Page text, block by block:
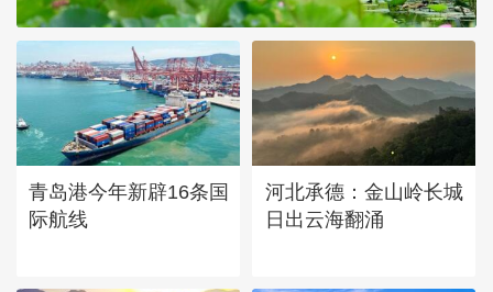
青岛港今年新辟16条国
际航线
河北承德：金山岭长城
日出云海翻涌